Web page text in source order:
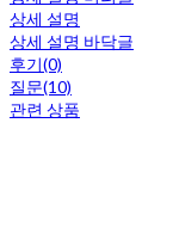
상세 설명
상세 설명 바닥글
후기(0)
질문(10)
관련 상품